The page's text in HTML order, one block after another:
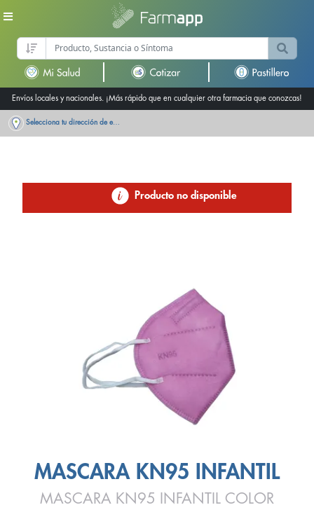
Envíos locales y nacionales. ¡Más rápido que en cualquier otra farmacia que conozcas!
Selecciona tu dirección de entrega
Producto no disponible
MASCARA KN95 INFANTIL
MASCARA KN95 INFANTIL COLOR